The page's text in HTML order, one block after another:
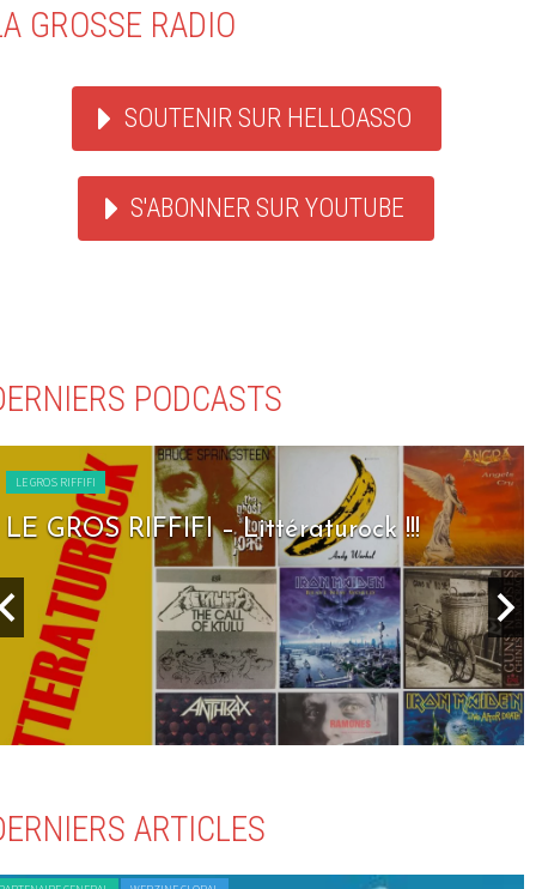
GROSSE RADIO
SOUTENIR SUR HELLOASSO
S'ABONNER SUR YOUTUBE
PODCASTS
LE GROS RIFFIFI
LE GROS RIFFIFI – Seven Days To Rock !!!
ARTICLES